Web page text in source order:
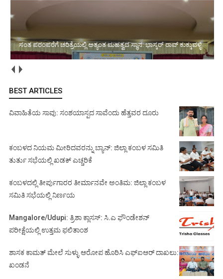
ಸಂತ ಪರಂಪರೆಗೆ ಚರಿತ್ರೆಯಲ್ಲಿ ಅತ್ಯಂತ ಮಹತ್ವದ ಸ್ಥಾನ: ಭಾಸ್ಕರ್ ರಾವ್ ಕುಕ್ಕುವಳ್ಳಿ
BEST ARTICLES
ವಿವಾಹಿತೆಯ ಸಾವು: ಸಂಶಯಾಸ್ಪದ ಸಾವೆಂದು ಹೆತ್ತವರ ದೂರು
ಕಂಬಳದ ನಿಯಮ ಮೀರಿದವರನ್ನು ಬ್ಯಾನ್: ಜಿಲ್ಲಾ ಕಂಬಳ ಸಮಿತಿ
ತುರ್ತು ಸಭೆಯಲ್ಲಿ ಖಡಕ್ ಎಚ್ಚರಿಕೆ
ಕಂಬಳದಲ್ಲಿ ತೀರ್ಪುಗಾರರ ತೀರ್ಮಾನವೇ ಅಂತಿಮ: ಜಿಲ್ಲಾ ಕಂಬಳ
ಸಮಿತಿ ಸಭೆಯಲ್ಲಿ ನಿರ್ಣಯ
Mangalore/Udupi: ತ್ರಿಶಾ ಕ್ಲಾಸಸ್: ಸಿ.ಎ ಫೌಂಡೇಶನ್
ಪರೀಕ್ಷೆಯಲ್ಲಿ ಉತ್ತಮ ಫಲಿತಾಂಶ
ಶಾಸಕ ಕಾಮತ್ ಮೇಲೆ ಸುಳ್ಳು ಆರೋಪ ಹೊರಿಸಿ ಎಫ್‌ಐಆರ್ ದಾಖಲು:
ಖಂಡನೆ